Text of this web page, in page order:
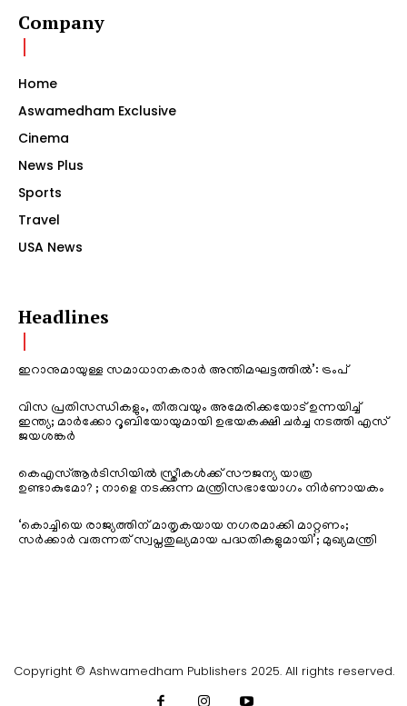
Company
Home
Aswamedham Exclusive
Cinema
News Plus
Sports
Travel
USA News
Headlines
ഇറാനുമായുള്ള സമാധാനകരാർ അന്തിമഘട്ടത്തിൽ‌’: ട്രംപ്
വിസ പ്രതിസന്ധികളും, തീരുവയും അമേരിക്കയോട് ഉന്നയിച്ച്
ഇന്ത്യ; മാർക്കോ റൂബിയോയുമായി ഉഭയകക്ഷി ചർച്ച നടത്തി എസ്
ജയശങ്കർ
കെഎസ്ആർടിസിയിൽ സ്ത്രീകൾക്ക് സൗജന്യ യാത്ര
ഉണ്ടാകുമോ? ; നാളെ നടക്കുന്ന മന്ത്രിസഭായോഗം നിർണായകം
‘കൊച്ചിയെ രാജ്യത്തിന് മാതൃകയായ നഗരമാക്കി മാറ്റണം;
സർക്കാർ വരുന്നത് സ്വപ്നതുല്യമായ പദ്ധതികളുമായി’; മുഖ്യമന്ത്രി
Copyright © Ashwamedham Publishers 2025. All rights reserved.